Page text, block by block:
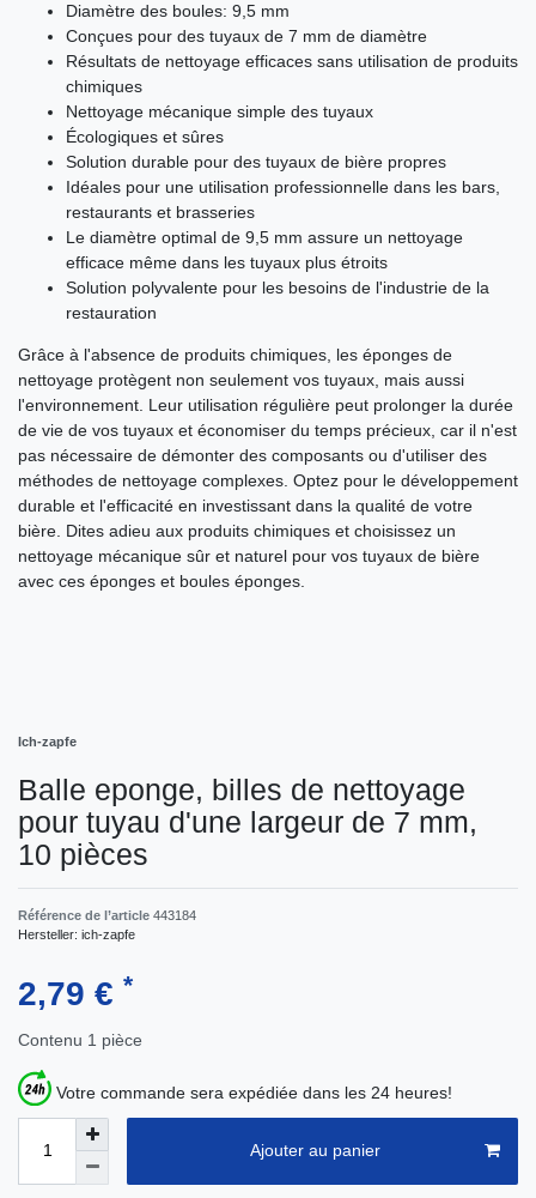
Diamètre des boules: 9,5 mm
Conçues pour des tuyaux de 7 mm de diamètre
Résultats de nettoyage efficaces sans utilisation de produits
chimiques
Nettoyage mécanique simple des tuyaux
Écologiques et sûres
Solution durable pour des tuyaux de bière propres
Idéales pour une utilisation professionnelle dans les bars,
restaurants et brasseries
Le diamètre optimal de 9,5 mm assure un nettoyage
efficace même dans les tuyaux plus étroits
Solution polyvalente pour les besoins de l'industrie de la
restauration
Grâce à l'absence de produits chimiques, les éponges de
nettoyage protègent non seulement vos tuyaux, mais aussi
l'environnement. Leur utilisation régulière peut prolonger la durée
de vie de vos tuyaux et économiser du temps précieux, car il n'est
pas nécessaire de démonter des composants ou d'utiliser des
méthodes de nettoyage complexes. Optez pour le développement
durable et l'efficacité en investissant dans la qualité de votre
bière. Dites adieu aux produits chimiques et choisissez un
nettoyage mécanique sûr et naturel pour vos tuyaux de bière
avec ces éponges et boules éponges.
Ich-zapfe
Balle eponge, billes de nettoyage
pour tuyau d'une largeur de 7 mm,
10 pièces
Référence de l’article 443184
Hersteller: ich-zapfe
2,79 € *
Contenu 1 pièce
Votre commande sera expédiée dans les 24 heures!
Ajouter au panier